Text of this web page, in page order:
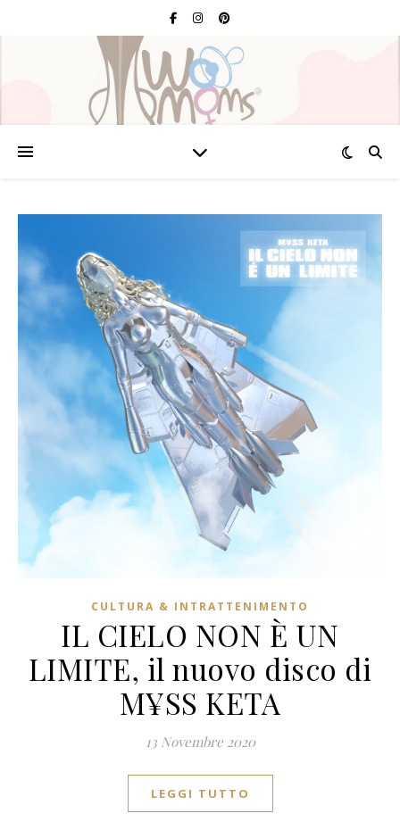
CULTURA & INTRATTENIMENTO
IL CIELO NON È UN
LIMITE, il nuovo disco di
M¥SS KETA
13 Novembre 2020
LEGGI TUTTO